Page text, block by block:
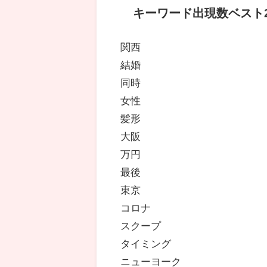
キーワード出現数ベスト
関西
結婚
同時
女性
髪形
大阪
万円
最後
東京
コロナ
スクープ
タイミング
ニューヨーク